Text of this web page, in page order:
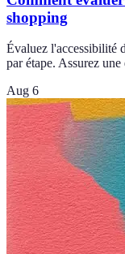
shopping
Évaluez l'accessibilité
par étape. Assurez
Aug 6